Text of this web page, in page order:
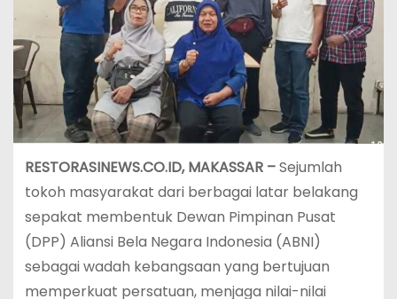
RESTORASINEWS.CO.ID, MAKASSAR –Sejumlah
tokoh masyarakat dari berbagai latar belakang
sepakat membentuk Dewan Pimpinan Pusat
(DPP) Aliansi Bela Negara Indonesia (ABNI)
sebagai wadah kebangsaan yang bertujuan
memperkuat persatuan, menjaga nilai-nilai